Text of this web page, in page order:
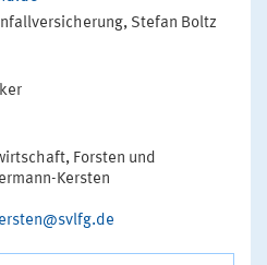
Stefan Boltz
Forsten und
Kersten